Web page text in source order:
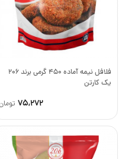
فلافل نیمه آماده 450 گرمی برند 206
یک کارتن
75,272